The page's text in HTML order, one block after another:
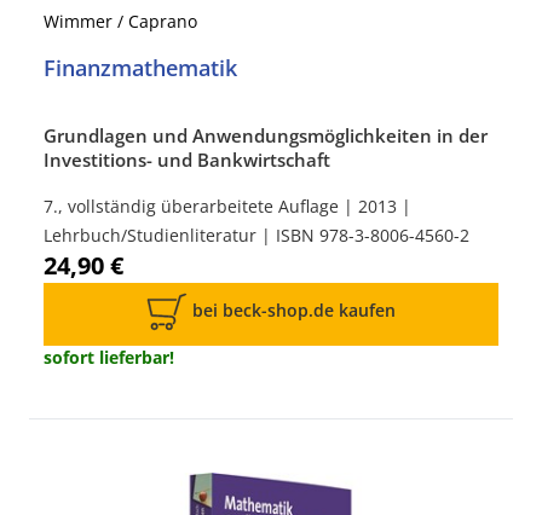
Wimmer / Caprano
Finanzmathematik
Grundlagen und Anwendungsmöglichkeiten in der
Investitions- und Bankwirtschaft
7., vollständig überarbeitete Auflage | 2013 |
Lehrbuch/Studienliteratur | ISBN 978-3-8006-4560-2
24,90 €
bei beck-shop.de kaufen
sofort lieferbar!